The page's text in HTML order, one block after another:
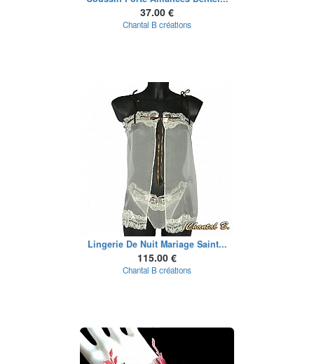
37.00 €
Chantal B créations
Lingerie De Nuit Mariage Saint...
115.00 €
Chantal B créations